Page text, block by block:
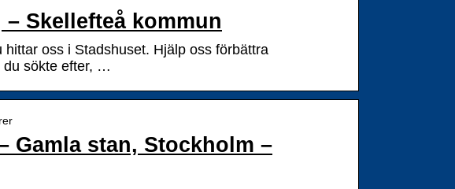
Skellefteå kommun
oss i Stadshuset. Hjälp oss förbättra
du sökte efter, …
Gamla stan, Stockholm –